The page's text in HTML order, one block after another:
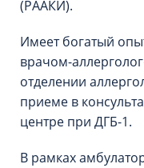
(РААКИ).
Имеет богатый
врачом-
отделении
приеме в
центре при ДГБ-1.
В рамках